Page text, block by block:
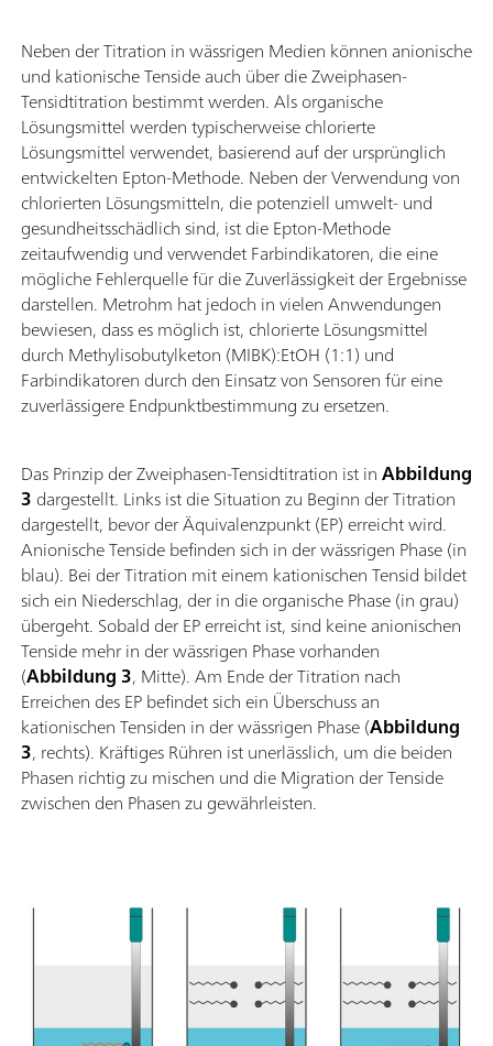
Neben der Titration in wässrigen Medien können anionische
und kationische Tenside auch über die Zweiphasen-
Tensidtitration bestimmt werden. Als organische
Lösungsmittel werden typischerweise chlorierte
Lösungsmittel verwendet, basierend auf der ursprünglich
entwickelten Epton-Methode. Neben der Verwendung von
chlorierten Lösungsmitteln, die potenziell umwelt- und
gesundheitsschädlich sind, ist die Epton-Methode
zeitaufwendig und verwendet Farbindikatoren, die eine
mögliche Fehlerquelle für die Zuverlässigkeit der Ergebnisse
darstellen. Metrohm hat jedoch in vielen Anwendungen
bewiesen, dass es möglich ist, chlorierte Lösungsmittel
durch Methylisobutylketon (MIBK):EtOH (1:1) und
Farbindikatoren durch den Einsatz von Sensoren für eine
zuverlässigere Endpunktbestimmung zu ersetzen.
Das Prinzip der Zweiphasen-Tensidtitration ist inAbbildung
3 dargestellt. Links ist die Situation zu Beginn der Titration
dargestellt, bevor der Äquivalenzpunkt (EP) erreicht wird.
Anionische Tenside befinden sich in der wässrigen Phase (in
blau). Bei der Titration mit einem kationischen Tensid bildet
sich ein Niederschlag, der in die organische Phase (in grau)
übergeht. Sobald der EP erreicht ist, sind keine anionischen
Tenside mehr in der wässrigen Phase vorhanden
(Abbildung 3, Mitte). Am Ende der Titration nach
Erreichen des EP befindet sich ein Überschuss an
kationischen Tensiden in der wässrigen Phase (Abbildung
3, rechts). Kräftiges Rühren ist unerlässlich, um die beiden
Phasen richtig zu mischen und die Migration der Tenside
zwischen den Phasen zu gewährleisten.